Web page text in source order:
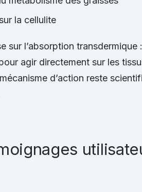
la cellulite
sur l’absorption
agir directement sur les
d’action reste